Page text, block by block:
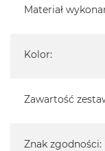
Materiał
Kolor:
Zawartość
Znak zgodności: